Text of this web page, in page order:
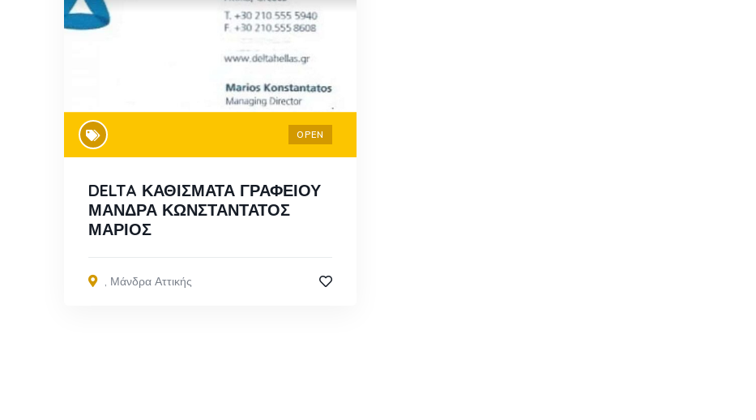
OPEN
DELTA ΚΑΘΙΣΜΑΤΑ ΓΡΑΦΕΙΟΥ
ΜΑΝΔΡΑ ΚΩΝΣΤΑΝΤΑΤΟΣ
ΜΑΡΙΟΣ
, Μάνδρα Αττικής